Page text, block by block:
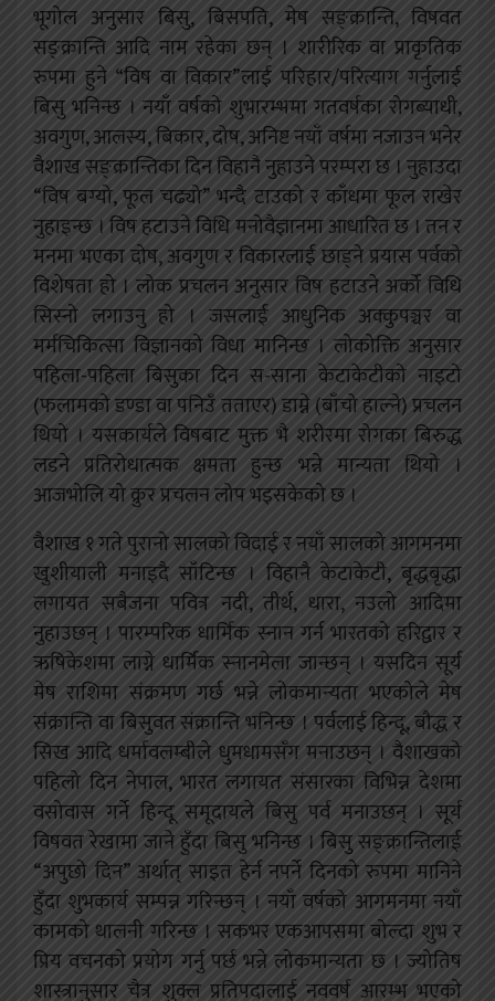
भूगोल अनुसार बिसु, बिसपति, मेष सङ्क्रान्ति, विषवत
सङ्क्रान्ति आदि नाम रहेका छन् । शारीरिक वा प्राकृतिक
रुपमा हुने “विष वा विकार”लाई परिहार/परित्याग गर्नुलाई
बिसु भनिन्छ । नयाँ वर्षको शुभारम्भमा गतवर्षका रोगब्याधी,
अवगुण, आलस्य, बिकार, दोष, अनिष्ट नयाँ वर्षमा नजाउन भनेर
वैशाख सङ्क्रान्तिका दिन विहानै नुहाउने परम्परा छ । नुहाउदा
“विष बग्यो, फूल चढ्यो” भन्दै टाउको र काँधमा फूल राखेर
नुहाइन्छ । विष हटाउने विधि मनोवैज्ञानमा आधारित छ । तन र
मनमा भएका दोष, अवगुण र विकारलाई छाड्ने प्रयास पर्वको
विशेषता हो । लोक प्रचलन अनुसार विष हटाउने अर्को विधि
सिस्नो लगाउनु हो । जसलाई आधुनिक अक्कुपञ्चर वा
मर्मचिकित्सा विज्ञानको विधा मानिन्छ । लोकोक्ति अनुसार
पहिला-पहिला बिसुका दिन स-साना केटाकेटीको नाइटो
(फलामको डण्डा वा पनिउँ तताएर) डाम्ने (बाँचो हाल्ने) प्रचलन
थियो । यसकार्यले विषबाट मुक्त भै शरीरमा रोगका बिरुद्ध
लडने प्रतिरोधात्मक क्षमता हुन्छ भन्ने मान्यता थियो ।
आजभोलि यो क्रुर प्रचलन लोप भइसकेको छ ।
वैशाख १ गते पुरानो सालको विदाई र नयाँ सालको आगमनमा
खुशीयाली मनाइदै साँटिन्छ । विहानै केटाकेटी, बृद्धबृद्धा
लगायत सबैजना पवित्र नदी, तीर्थ, धारा, नउलो आदिमा
नुहाउछन् । पारम्परिक धार्मिक स्नान गर्न भारतको हरिद्वार र
ऋषिकेशमा लाग्ने धार्मिक स्नानमेला जान्छन् । यसदिन सूर्य
मेष राशिमा संक्रमण गर्छ भन्ने लोकमान्यता भएकोले मेष
संक्रान्ति वा बिसुवत संक्रान्ति भनिन्छ । पर्वलाई हिन्दू, बौद्ध र
सिख आदि धर्मावलम्बीले धुमधामसँग मनाउछन् । वैशाखको
पहिलो दिन नेपाल, भारत लगायत संसारका विभिन्न देशमा
वसोवास गर्ने हिन्दू समूदायले बिसु पर्व मनाउछन् । सूर्य
विषवत रेखामा जाने हुँदा बिसु भनिन्छ । बिसु सङ्क्रान्तिलाई
“अपुछो दिन” अर्थात्‌ साइत हेर्न नपर्ने दिनको रुपमा मानिने
हुँदा शुभकार्य सम्पन्न गरिन्छन् । नयाँ वर्षको आगमनमा नयाँ
कामको थालनी गरिन्छ । सकभर एकआपसमा बोल्दा शुभ र
प्रिय वचनको प्रयोग गर्नु पर्छ भन्ने लोकमान्यता छ । ज्योतिष
शास्त्रानुसार चैत्र शुक्ल प्रतिपदालाई नववर्ष आरम्भ भएको